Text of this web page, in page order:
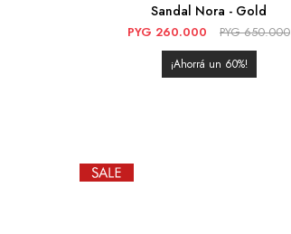
Sandal Nora - Gold
PYG 260.000 PYG 650.000
60